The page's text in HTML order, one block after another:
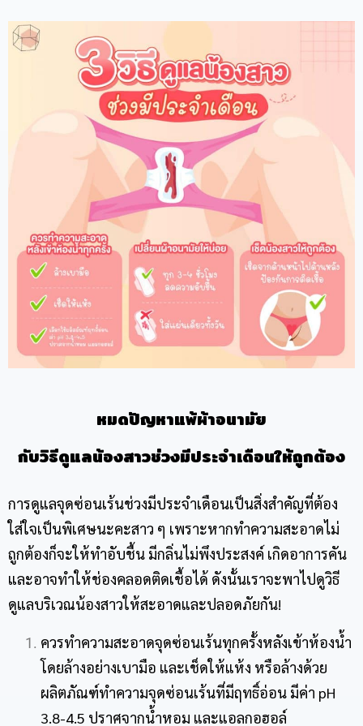
หมดปัญหาแพ้ผ้าอนามัย
กับวิธีดูแลน้องสาวช่วงมีประจำเดือนให้ถูกต้อง
การดูแลจุดซ่อนเร้นช่วงมีประจำเดือนเป็นสิ่งสำคัญที่ต้อง
ใส่ใจเป็นพิเศษนะคะสาว ๆ เพราะหากทำความสะอาดไม่
ถูกต้องก็จะให้ทำอับชื้น มีกลิ่นไม่พึงประสงค์ เกิดอาการคัน
และอาจทำให้ช่องคลอดติดเชื้อได้ ดังนั้นเราจะพาไปดูวิธี
ดูแลบริเวณน้องสาวให้สะอาดและปลอดภัยกัน!
ควรทำความสะอาดจุดซ่อนเร้นทุกครั้งหลังเข้าห้องน้ำ
โดยล้างอย่างเบามือ และเช็ดให้แห้ง หรือล้างด้วย
ผลิตภัณฑ์ทำความจุดซ่อนเร้นที่มีฤทธิ์อ่อน มีค่า pH
3.8-4.5 ปราศจากน้ำหอม และแอลกอฮอล์